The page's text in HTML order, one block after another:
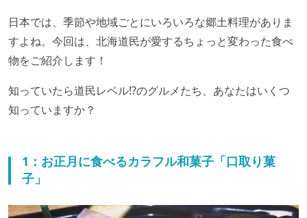
日本では、季節や地域ごとにいろいろな郷土料理がありま
すよね。今回は、北海道民が愛するちょっと変わった食べ
物をご紹介します！
知っていたら道民レベル!?のグルメたち、あなたはいくつ
知っていますか？
1：お正月に食べるカラフル和菓子「口取り菓
子」